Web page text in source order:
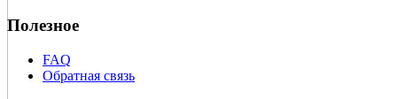
Полезное
FAQ
Обратная связь